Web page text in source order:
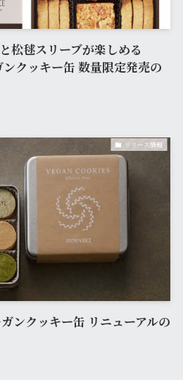
松毬スリーブが楽しめる
クッキー缶 数量限定発売の
リリース情報
ンクッキー缶 リニューアルの